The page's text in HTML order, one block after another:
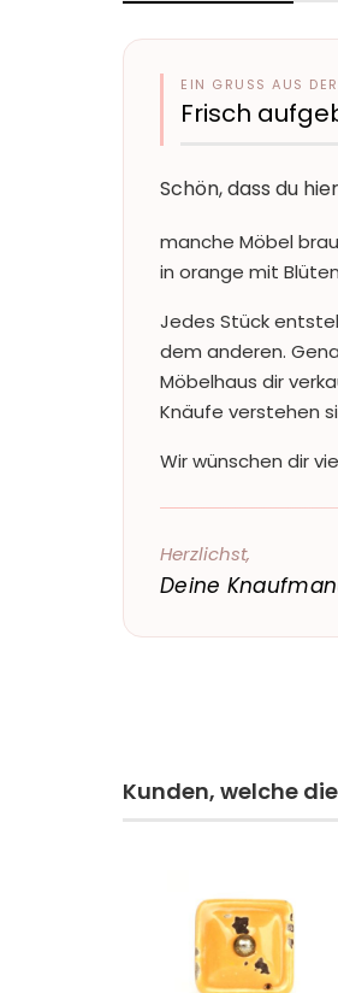
EIN GRUSS AUS DER
Frisch
Schön, dass du
manche Möbel
in orange mit
Jedes Stück
dem anderen.
Möbelhaus dir
Knäufe verstehen
Wir wünschen dir
Herzlichst,
Deine
Kunden, welche